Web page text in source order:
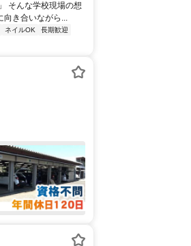
そんな学校現場の想
向き合いながら...
ネイルOK
長期歓迎